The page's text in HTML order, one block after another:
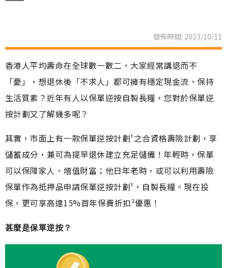
發佈時間: 2023/10/11
香港人平均壽命在全球數一數二，大家經常講退而不
「憂」，想退休後「不求人」都可擁有穩定現金流、保持
生活質素？近年有人以保單逆按自製長糧，您對於保單逆
按計劃又了解幾多呢？
其實，市面上有一款保單逆按計劃¹之合資格壽險計劃，享
儲蓄成分，兼可為提早退休建立充足儲備！年輕時，保單
可以保障家人、增值財富；他日年老時，或可以利用壽險
保單作為抵押品申請保單逆按計劃¹，自製長糧。現在投
保，更可享高達15%首年保費折扣²優惠！
甚麼是保單逆按？